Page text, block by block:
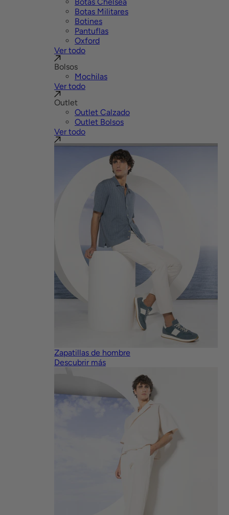
Botas Militares
Botines
Pantuflas
Oxford
Ver todo
Bolsos
Mochilas
Ver todo
Outlet
Outlet Calzado
Outlet Bolsos
Ver todo
Zapatillas de hombre
Descubrir más